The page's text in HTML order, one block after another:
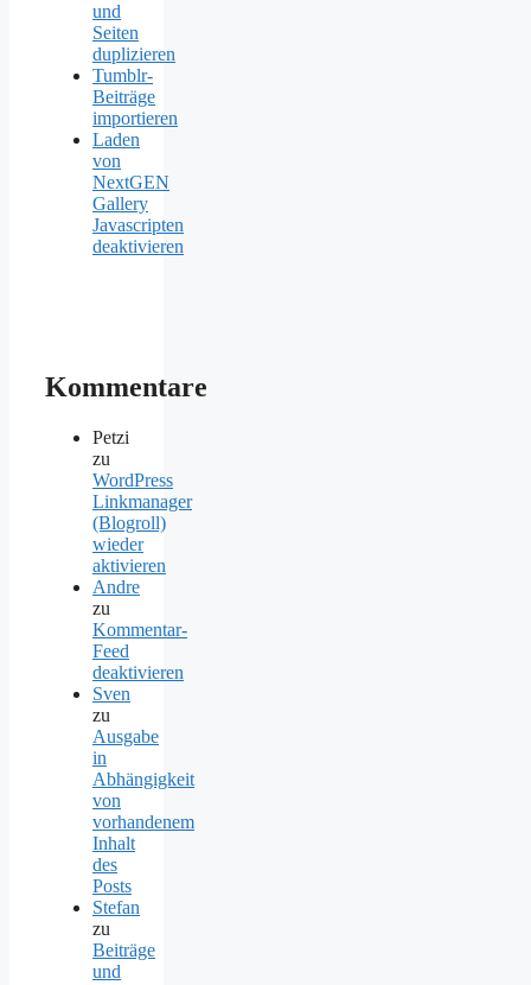
und
Seiten
duplizieren
Tumblr-
Beiträge
importieren
Laden
von
NextGEN
Gallery
Javascripten
deaktivieren
Kommentare
Petzi
zu
WordPress
Linkmanager
(Blogroll)
wieder
aktivieren
Andre
zu
Kommentar-
Feed
deaktivieren
Sven
zu
Ausgabe
in
Abhängigkeit
von
vorhandenem
Inhalt
des
Posts
Stefan
zu
Beiträge
und